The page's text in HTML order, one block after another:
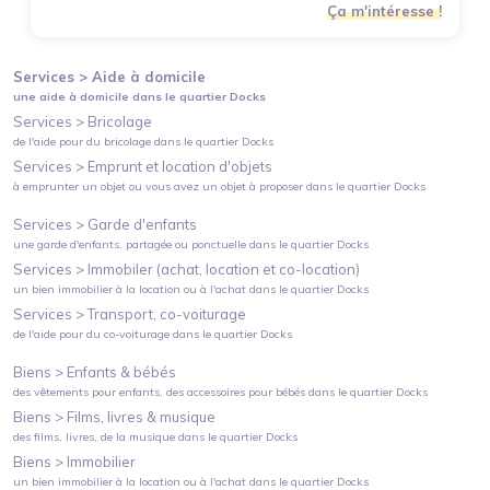
Ça m'intéresse !
Services >Aide à domicile
une aide à domicile dans le quartierDocks
Services > Bricolage
de l'aide pour du bricolage dans le quartier Docks
Services > Emprunt et location d'objets
à emprunter un objet ou vous avez un objet à proposer dans le quartier Docks
Services > Garde d'enfants
une garde d'enfants, partagée ou ponctuelle dans le quartier Docks
Services > Immobiler (achat, location et co-location)
un bien immobilier à la location ou à l'achat dans le quartier Docks
Services >Transport, co-voiturage
de l'aide pour du co-voiturage dans le quartier Docks
Biens > Enfants & bébés
des vêtements pour enfants, des accessoires pour bébés dans le quartier Docks
Biens > Films, livres & musique
des films, livres, de la musique dans le quartier Docks
Biens > Immobilier
un bien immobilier à la location ou à l'achat dans le quartier Docks